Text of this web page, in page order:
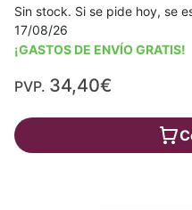
Sin stock. Si se pide hoy, se
17/08/26
¡GASTOS DE ENVÍO GRATIS!
PVP. 34,40€